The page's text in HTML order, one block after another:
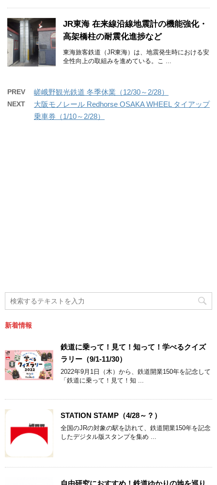
JR東海 在来線沿線地震計の機能強化・
高架橋柱の耐震化進捗など
東海旅客鉄道（JR東海）は、地震発生時における安
全性向上の取組みを進めている。こ ...
PREV 嵯峨野観光鉄道 冬季休業（12/30～2/28）
NEXT
大阪モノレール Redhorse OSAKA WHEEL タイアップ
乗車券（1/10～2/28）
新着情報
鉄道に乗って！見て！知って！学べるクイズ
ラリー（9/1-11/30）
2022年9月1日（木）から、鉄道開業150年を記念して
「鉄道に乗って！見て！知 ...
STATION STAMP（4/28～？）
全国のJRの対象の駅を訪れて、鉄道開業150年を記念
したデジタル版スタンプを集め ...